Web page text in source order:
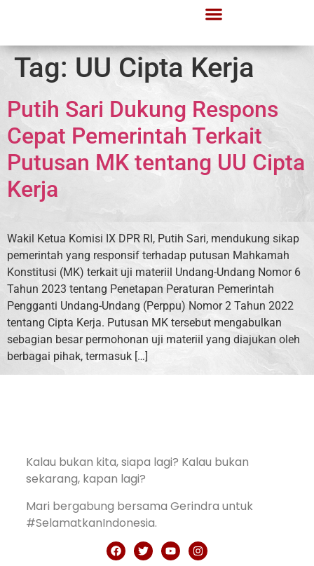
Tag: UU Cipta Kerja
Putih Sari Dukung Respons
Cepat Pemerintah Terkait
Putusan MK tentang UU Cipta
Kerja
Wakil Ketua Komisi IX DPR RI, Putih Sari, mendukung sikap
pemerintah yang responsif terhadap putusan Mahkamah
Konstitusi (MK) terkait uji materiil Undang-Undang Nomor 6
Tahun 2023 tentang Penetapan Peraturan Pemerintah
Pengganti Undang-Undang (Perppu) Nomor 2 Tahun 2022
tentang Cipta Kerja. Putusan MK tersebut mengabulkan
sebagian besar permohonan uji materiil yang diajukan oleh
berbagai pihak, termasuk […]
Kalau bukan kita, siapa lagi? Kalau bukan
sekarang, kapan lagi?
Mari bergabung bersama Gerindra untuk
#SelamatkanIndonesia.